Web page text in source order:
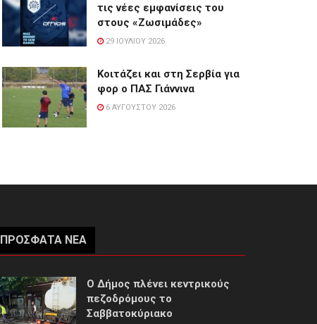
τις νέες εμφανίσεις του
στους «Ζωσιμάδες»
29 ΙΟΥΛΊΟΥ 2026
Κοιτάζει και στη Σερβία για
φορ ο ΠΑΣ Γιάννινα
6 ΑΥΓΟΎΣΤΟΥ 2026
ΠΡΌΣΦΑΤΑ ΝΈΑ
Ο Δήμος πλένει κεντρικούς
πεζοδρόμους το
Σαββατοκύριακο